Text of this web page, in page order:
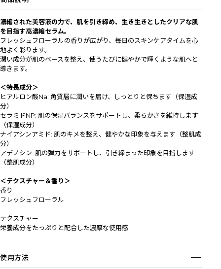
濃縮された美容液の力で、肌を引き締め、生き生きとしたクリアな肌
を目指す高濃縮セラム。
フレッシュフローラルの香りが広がり、毎日のスキンケアタイムを心
地よく彩ります。
潤い成分が肌のベースを整え、使うたびに健やかで輝くような肌へと
導きます。
＜特長成分＞
ヒアルロン酸Na: 角質層に潤いを届け、しっとりと保ちます（保湿成
分）
セラミドNP: 肌の保湿バランスをサポートし、柔らかさを維持します
（保湿成分）
ナイアシンアミド: 肌のキメを整え、健やかな印象を与えます（整肌成
分）
アデノシン: 肌の弾力をサポートし、引き締まった印象を目指します
（整肌成分）
＜テクスチャー＆香り＞
香り
フレッシュフローラル
テクスチャー
栄養成分をたっぷりと配合した濃厚な使用感
使用方法